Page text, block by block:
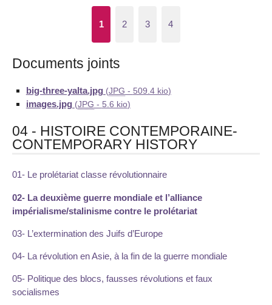
1 2 3 4
Documents joints
big-three-yalta.jpg (JPG - 509.4 kio)
images.jpg (JPG - 5.6 kio)
04 - HISTOIRE CONTEMPORAINE-
CONTEMPORARY HISTORY
01- Le prolétariat classe révolutionnaire
02- La deuxième guerre mondiale et l’alliance
impérialisme/stalinisme contre le prolétariat
03- L’extermination des Juifs d’Europe
04- La révolution en Asie, à la fin de la guerre mondiale
05- Politique des blocs, fausses révolutions et faux
socialismes